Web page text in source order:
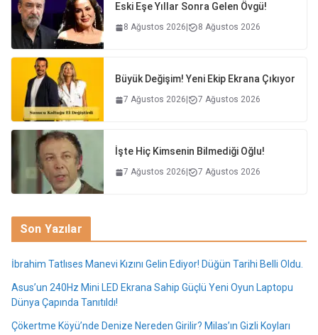
Eski Eşe Yıllar Sonra Gelen Övgü!
8 Ağustos 2026 8 Ağustos 2026
Büyük Değişim! Yeni Ekip Ekrana Çıkıyor
7 Ağustos 2026 7 Ağustos 2026
İşte Hiç Kimsenin Bilmediği Oğlu!
7 Ağustos 2026 7 Ağustos 2026
Son Yazılar
İbrahim Tatlıses Manevi Kızını Gelin Ediyor! Düğün Tarihi Belli Oldu.
Asus’un 240Hz Mini LED Ekrana Sahip Güçlü Yeni Oyun Laptopu
Dünya Çapında Tanıtıldı!
Çökertme Köyü’nde Denize Nereden Girilir? Milas’ın Gizli Koyları